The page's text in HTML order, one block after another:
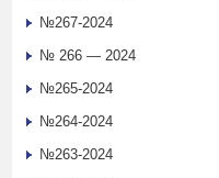
№267-2024
№ 266 — 2024
№265-2024
№264-2024
№263-2024